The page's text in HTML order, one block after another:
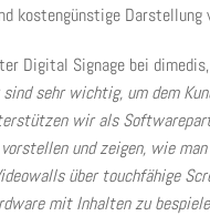
kostengünstige Darstellung
Digital Signage bei
sehr wichtig, um dem
wir als
und zeigen, wie
über touchfähige
mit Inhalten zu